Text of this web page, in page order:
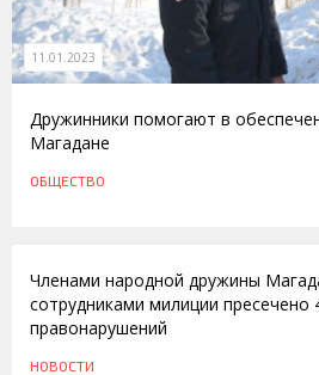
11.01.2023
Дружинники помогают в
Магадане
ОБЩЕСТВО
Членами народной дружины
сотрудниками милиции пресечено
правонарушений
НОВОСТИ